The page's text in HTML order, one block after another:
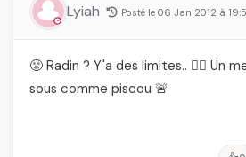
Lyiah Posté le 06 Jan 2012 à
😤 Radin ? Y'a des limites.. 🙅‍♂️ Un
sous comme piscou 🚨